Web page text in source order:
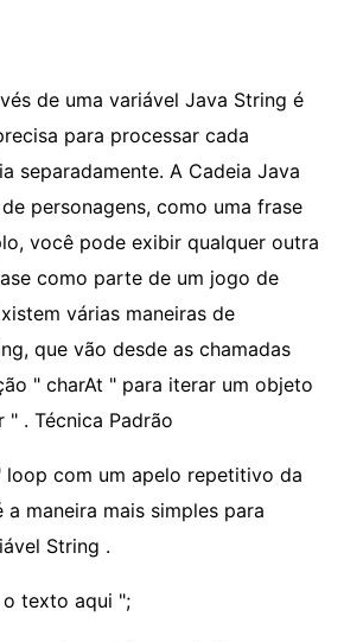
de uma variável Java String é
para processar cada
separadamente. A Cadeia Java
personagens, como uma frase
você pode exibir qualquer outra
como parte de um jogo de
várias maneiras de
que vão desde as chamadas
" charAt " para iterar um objeto
. Técnica Padrão
loop com um apelo repetitivo da
maneira mais simples para
String .
texto aqui ";